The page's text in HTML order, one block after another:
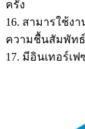
ครั้ง
16. สามารใช้ง
ความชื้นสัมพัทธ์
17. มีอินเทอร์เฟ